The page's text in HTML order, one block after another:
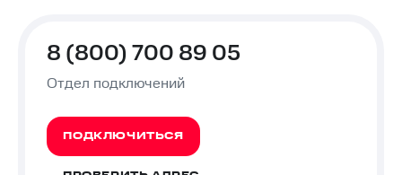
8 (800) 700 89 05
Отдел подключений
ПОДКЛЮЧИТЬСЯ